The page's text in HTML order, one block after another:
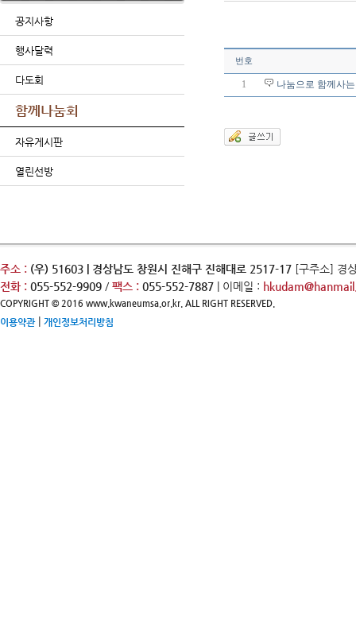
공지사항
행사달력
다도회
함께나눔회
자유게시판
열린선방
번호
1 나눔으로 함께사
주소 : (우) 51603 | 경상남도 창원시 진해구 진해대로 2517-17 [구주소] 경
전화 : 055-552-9909 / 팩스 : 055-552-7887 | 이메일 :
COPYRIGHT © 2016 www.kwaneumsa.or.kr. ALL RIGHT RESERVED.
이용약관| 개인정보처리방침